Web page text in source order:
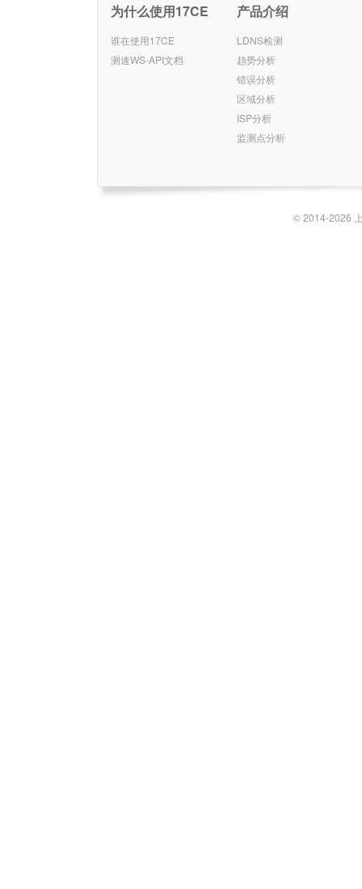
为什么使用17CE
谁在使用17CE
测速WS-API文档
产品介绍
LDNS检测
趋势分析
错误分析
区域分析
ISP分析
监测点分析
© 2014-2026